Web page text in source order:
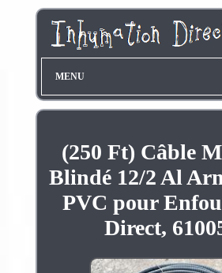
MENU
(250 Ft) Câble
Blindé 12/2 Al
PVC pour
Direct,